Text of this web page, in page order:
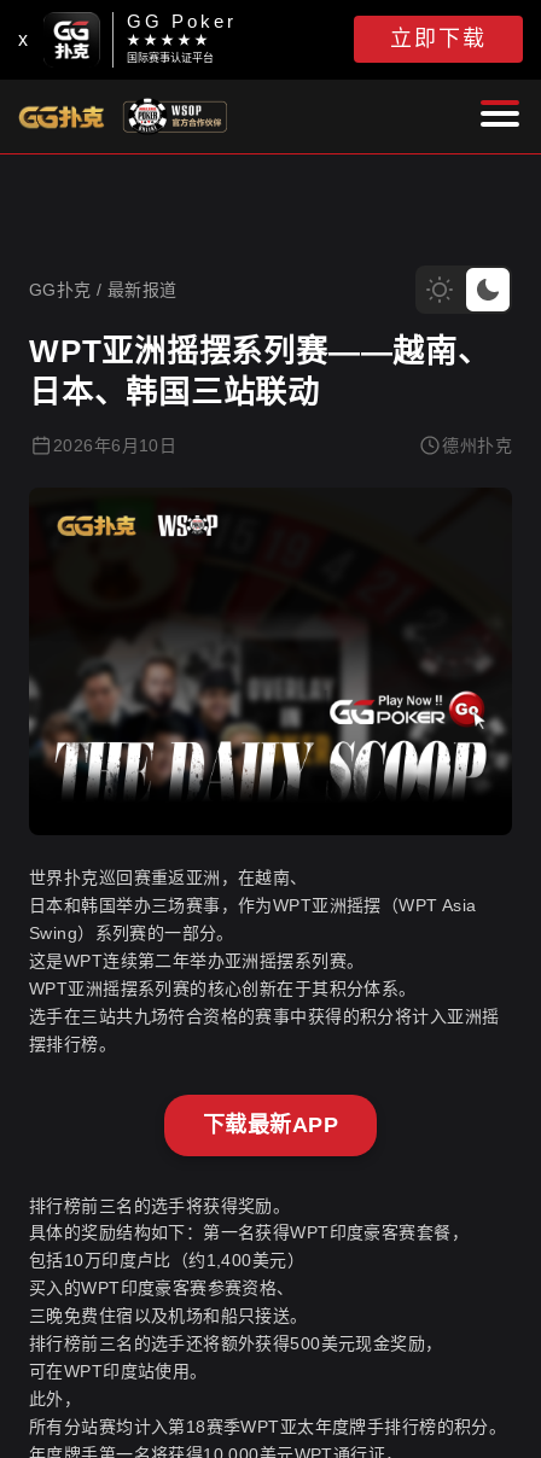
x
GG Poker
★ ★ ★ ★ ★
国际赛事认证平台
立即下载
GG扑克 / 最新报道
WPT亚洲摇摆系列赛——越南、
日本、韩国三站联动
2026年6月10日 德州扑克
世界扑克巡回赛重返亚洲，在越南、
日本和韩国举办三场赛事，作为WPT亚洲摇摆（WPT Asia
Swing）系列赛的一部分。
这是WPT连续第二年举办亚洲摇摆系列赛。
WPT亚洲摇摆系列赛的核心创新在于其积分体系。
选手在三站共九场符合资格的赛事中获得的积分将计入亚洲摇
摆排行榜。
下载最新APP
排行榜前三名的选手将获得奖励。
具体的奖励结构如下：第一名获得WPT印度豪客赛套餐，
包括10万印度卢比（约1,400美元）
买入的WPT印度豪客赛参赛资格、
三晚免费住宿以及机场和船只接送。
排行榜前三名的选手还将额外获得500美元现金奖励，
可在WPT印度站使用。
此外，
所有分站赛均计入第18赛季WPT亚太年度牌手排行榜的积分。